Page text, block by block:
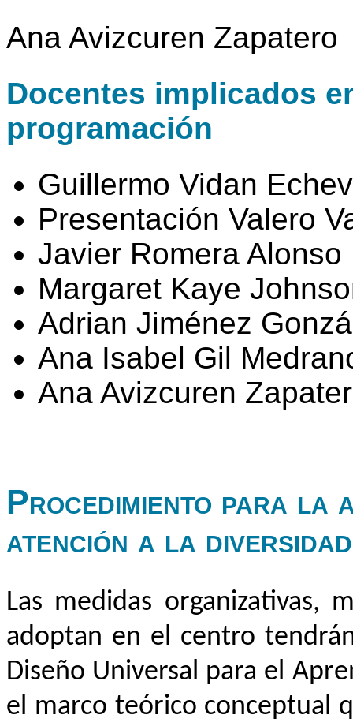
Ana Avizcuren Zapatero
Docentes implicados
programación
Guillermo Vidan
Presentación Valero
Javier Romera Alonso
Margaret Kaye
Adrian Jiménez
Ana Isabel Gil
Ana Avizcuren
Procedimiento para la
atención a la diversidad
Las medidas organizativas,
adoptan en el centro
Diseño Universal para el
el marco teórico conceptual